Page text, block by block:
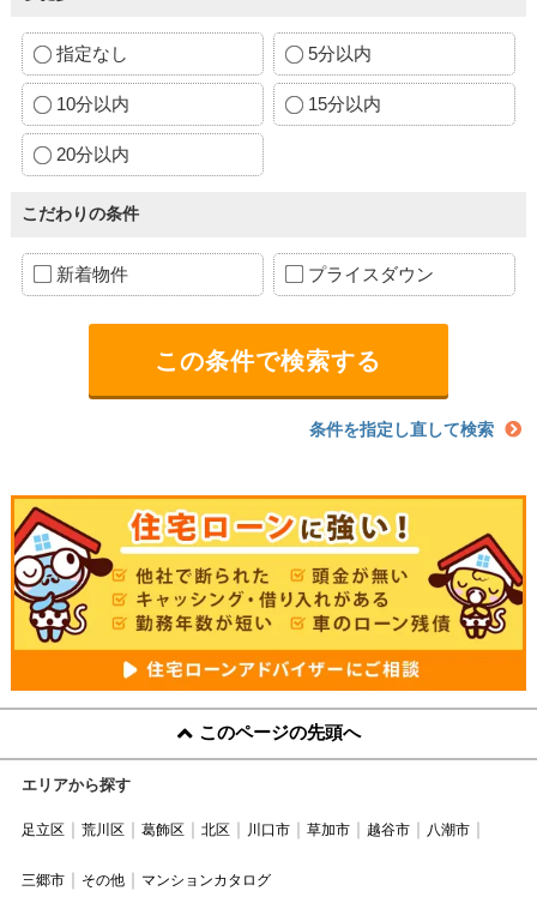
指定なし 5分以内
10分以内 15分以内
20分以内
こだわりの条件
新着物件 プライスダウン
条件を指定し直して検索
このページの先頭へ
エリアから探す
足立区 荒川区 葛飾区 北区 川口市 草加市 越谷市 八潮市
三郷市 その他 マンションカタログ